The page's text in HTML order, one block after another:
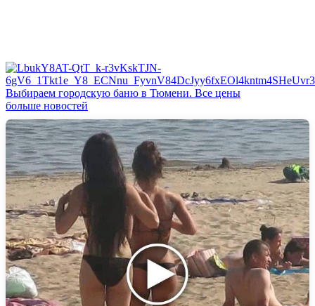
Выбираем городскую баню в Тюмени. Все цены
больше новостей